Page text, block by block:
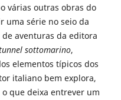
várias outras obras do
uma série no seio da
aventuras da editora
sottomarino,
elementos típicos dos
italiano bem explora,
que deixa entrever um